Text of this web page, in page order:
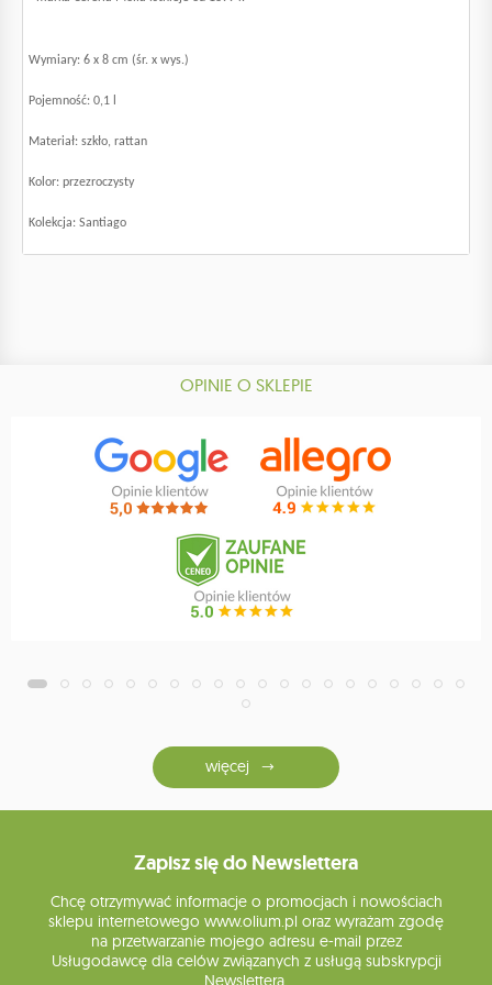
Wymiary: 6 x 8 cm (śr. x wys.)
Pojemność: 0,1 l
Materiał: szkło, rattan
Kolor: przezroczysty
Kolekcja: Santiago
OPINIE O SKLEPIE
więcej
Zapisz się do Newslettera
Chcę otrzymywać informacje o promocjach i nowościach
sklepu internetowego www.olium.pl oraz wyrażam zgodę
na przetwarzanie mojego adresu e-mail przez
Usługodawcę dla celów związanych z usługą subskrypcji
Newslettera.